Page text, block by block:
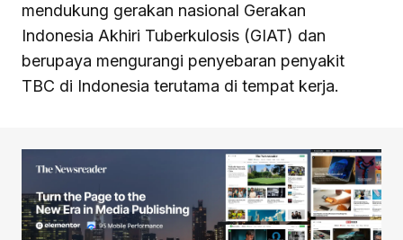
mendukung gerakan nasional Gerakan
Indonesia Akhiri Tuberkulosis (GIAT) dan
berupaya mengurangi penyebaran penyakit
TBC di Indonesia terutama di tempat kerja.